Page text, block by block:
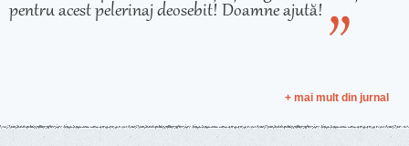
pentru acest pelerinaj deosebit! Doamne ajută!
+ mai mult din jurnal